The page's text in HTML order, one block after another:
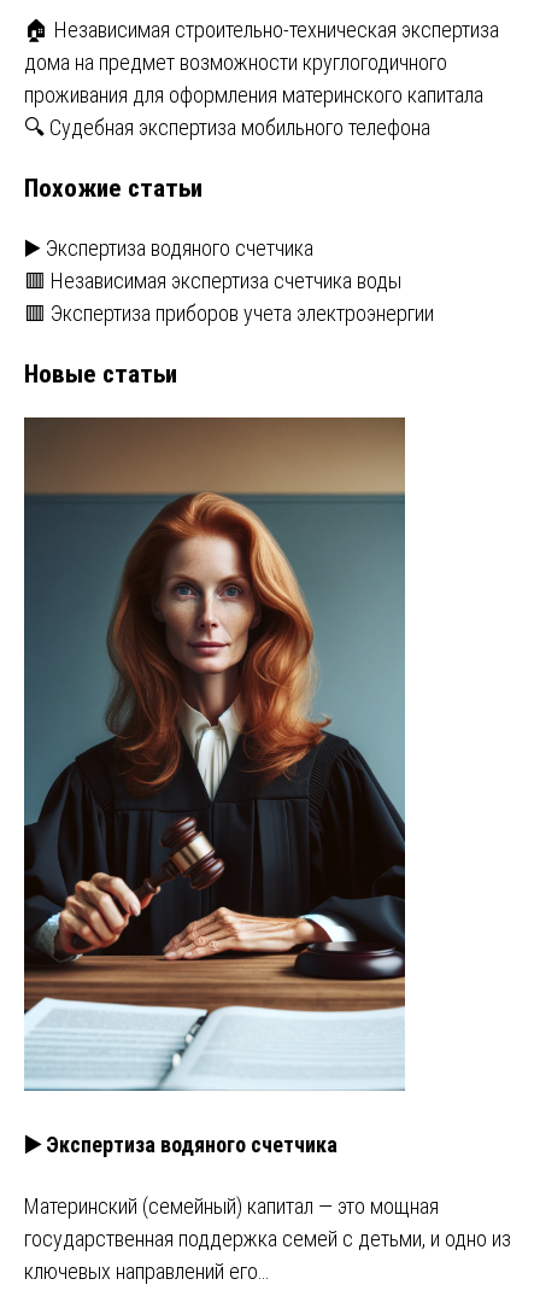
Навигация
по
записям
🏠 Независимая строительно-техническая экспертиза
дома на предмет возможности круглогодичного
проживания для оформления материнского капитала
🔍 Судебная экспертиза мобильного телефона
Похожие статьи
▶️ Экспертиза водяного счетчика
🟥 Независимая экспертиза счетчика воды
🟥 Экспертиза приборов учета электроэнергии
Новые статьи
▶️ Экспертиза водяного счетчика
Материнский (семейный) капитал — это мощная
государственная поддержка семей с детьми, и одно из
ключевых направлений его…